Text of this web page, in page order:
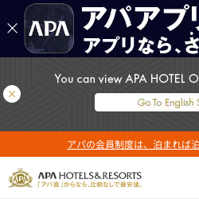
アパの会員制度は、泊まれば